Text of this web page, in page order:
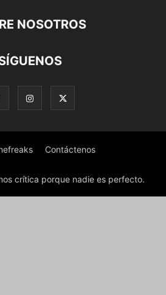
NOSOTROS
Contáctenos
crítica porque nadie es perfecto.